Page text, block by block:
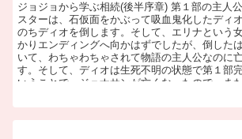
ジョジョから学ぶ相続(後半序章) 第１部の主人
スターは、石仮面をかぶって吸血鬼化したディ
のちディオを倒します。そして、エリナという
かりエンディングへ向かはずでしたが、倒した
いて、わちゃわちゃされて物語の主人公なのに
す。そして、ディオは生死不明の状態で第１
いうことで、ジョナサンが亡くなったので、ま